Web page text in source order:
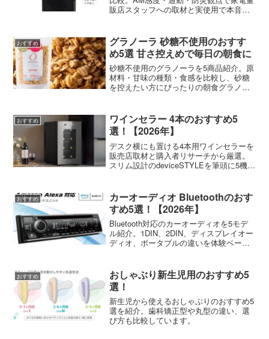
販店スタッフへの取材と実使用で本音レ
おすすめ
グラノーラ 砂糖不使用のおすす
め5選 甘さ控えめで毎日の朝食に
砂糖不使用のグラノーラを5商品紹介。原
材料・甘味の種類・食感を比較し、砂糖
を控えたい方にぴったりの朝食グラノー
おすすめ
ワインセラー 4本のおすすめ5
選！【2026年】
デスク横にも置ける4本用ワインセラーを
販売店取材と購入者リサーチから厳選。
スリム設計のdeviceSTYLEを筆頭に5機種
おすすめ
カーオーディオ Bluetoothのおす
すめ5選！【2026年】
Bluetooth対応のカーオーディオを5モデ
ル紹介。1DIN、2DIN、ディスプレイオー
ディオ、ポータブルの違いを体験ベース
おすすめ
おしゃぶり新生児用のおすすめ5
選！
新生児から使えるおしゃぶりのおすすめ5
選を紹介。歯科矯正型や丸型の違い、選
び方も比較しています。